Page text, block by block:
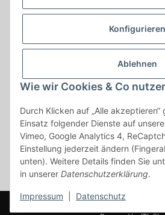
Konfigurieren
Ablehnen
Wie wir Cookies & Co
Durch Klicken auf „Alle
Einsatz folgender Dienste auf
Vimeo, Google Analytics 4,
Einstellung jederzeit ändern
unten). Weitere Details finden Sie
in unserer Datenschutzerklärung.
Impressum Datenschutz
Tel.:0201555402
info@krayer-edampfer-shop.de
Gesetzliche Informationen
Informationen
Vertrag widerrufen
* Alle Preise inkl. gesetzlicher USt., zzgl.
* gilt für Lieferungen innerhalb Deutschlands,
Länder entnehmen Sie bitte der Schaltfläche
Versandinformationen